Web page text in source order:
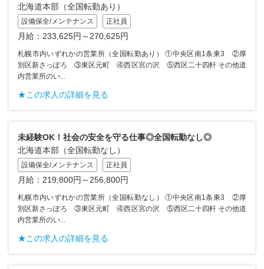
北海道本部（全国転勤あり）
設備保全/メンテナンス 正社員
月給：233,625円～270,625円
札幌市内いずれかの営業所（全国転勤あり） ①中央区南1条東3 ②厚
別区新さっぽろ ③東区元町 ④西区宮の沢 ⑤西区二十四軒 その他道
内営業所のい...
★この求人の詳細を見る
未経験OK！社会の安全を守る仕事◎全国転勤なし◎
北海道本部（全国転勤なし）
設備保全/メンテナンス 正社員
月給：219,800円～256,800円
札幌市内いずれかの営業所（全国転勤なし） ①中央区南1条東3 ②厚
別区新さっぽろ ③東区元町 ④西区宮の沢 ⑤西区二十四軒 その他道
内営業所のい...
★この求人の詳細を見る